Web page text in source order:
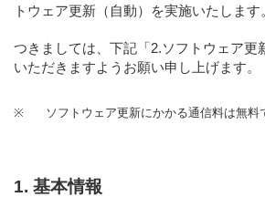
トウェア更新（自動）を実施いたします
つきましては、下記「2.ソフトウェア更
いただきますようお願い申し上げます。
※ ソフトウェア更新にかかる通信料は無料
1. 基本情報